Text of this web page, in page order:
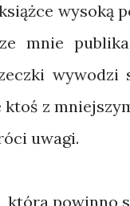
wysoką
mnie
wywodzi
ktoś z
uwagi.
która powinno